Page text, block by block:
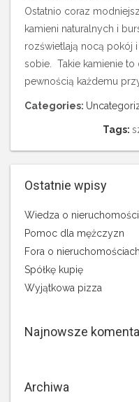
Ostatnio coraz
kamieni naturalnych i
rozświetlają nocą pokój
sobie. Takie kamienie to
pewnością każdemu
Categories:
Tags:
Ostatnie wpisy
Wiedza o
Pomoc dla mężczyzn
Fora o nieruchomościach
Spółkę kupię
Wyjątkowa pizza
Najnowsze
Archiwa